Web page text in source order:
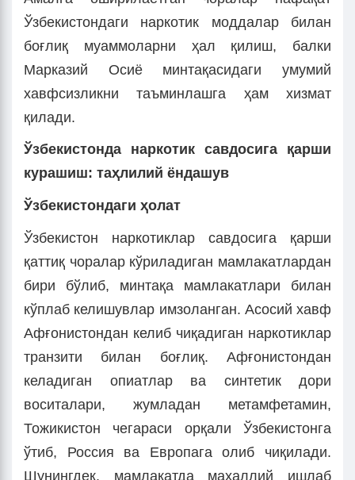
Ўзбекистондаги наркотик моддалар билан
боғлиқ муаммоларни ҳал қилиш, балки
Марказий Осиё минтақасидаги умумий
хавфсизликни таъминлашга ҳам хизмат
қилади.
Ўзбекистонда наркотик савдосига қарши
курашиш: таҳлилий ёндашув
Ўзбекистондаги ҳолат
Ўзбекистон наркотиклар савдосига қарши
қаттиқ чоралар кўриладиган мамлакатлардан
бири бўлиб, минтақа мамлакатлари билан
кўплаб келишувлар имзоланган. Асосий хавф
Афғонистондан келиб чиқадиган наркотиклар
транзити билан боғлиқ. Афғонистондан
келадиган опиатлар ва синтетик дори
воситалари, жумладан метамфетамин,
Тожикистон чегараси орқали Ўзбекистонга
ўтиб, Россия ва Европага олиб чиқилади.
Шунингдек, мамлакатда маҳаллий ишлаб